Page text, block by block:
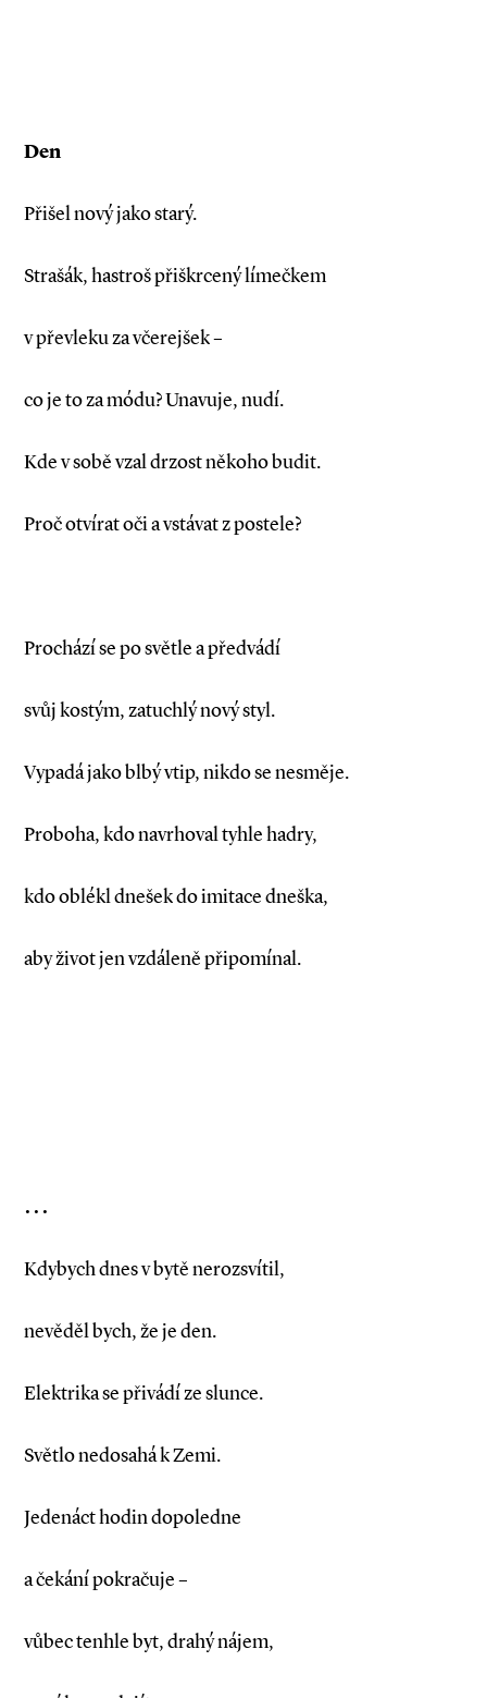
Den
Přišel nový jako starý.
Strašák, hastroš přiškrcený límečkem
v převleku za včerejšek –
co je to za módu? Unavuje, nudí.
Kde v sobě vzal drzost někoho budit.
Proč otvírat oči a vstávat z postele?
Prochází se po světle a předvádí
svůj kostým, zatuchlý nový styl.
Vypadá jako blbý vtip, nikdo se nesměje.
Proboha, kdo navrhoval tyhle hadry,
kdo oblékl dnešek do imitace dneška,
aby život jen vzdáleně připomínal.
. . .
Kdybych dnes v bytě nerozsvítil,
nevěděl bych, že je den.
Elektrika se přivádí ze slunce.
Světlo nedosahá k Zemi.
Jedenáct hodin dopoledne
a čekání pokračuje –
vůbec tenhle byt, drahý nájem,